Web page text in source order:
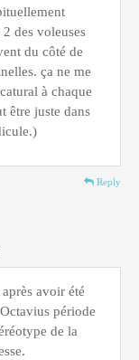
des voleuses
du côté de
ça ne me
à chaque
être juste dans
Reply
avoir été
période
de la